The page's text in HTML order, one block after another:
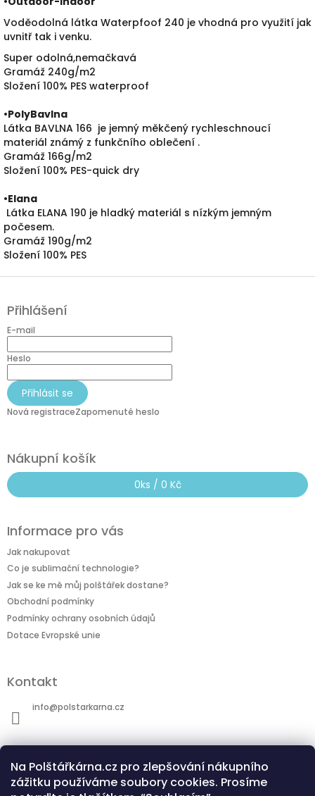
Na Polštářkárna.cz pro zlepšování nákupního
zážitku používáme soubory cookies. Prosíme
Voděodolná látka Waterpfoof 240 je vhodná pro využití jak
uvnitř tak i venku.
Super odolná,nemačkavá
Gramáž 240g/m2
Složení 100% PES waterproof
•PolyBavlna
Látka BAVLNA 166 je jemný měkčený rychleschnoucí
materiál známý z funkčního oblečení .
Gramáž 166g/m2
Složení 100% PES-quick dry
•Elana
Látka ELANA 190 je hladký materiál s nízkým jemným
počesem.
Gramáž 190g/m2
Složení 100% PES
Z
p
a
Přihlášení
E-mail
Heslo
Přihlásit se
Nová registraceZapomenuté heslo
Nákupní košík
0ks / 0 Kč
Informace pro vás
Jak nakupovat
Co je sublimační technologie?
Jak se ke mě můj polštářek dostane?
Obchodní podmínky
Podmínky ochrany osobních údajů
Dotace Evropské unie
Kontakt
info@polstarkarna.cz